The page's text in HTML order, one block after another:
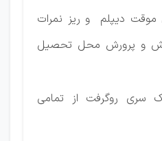
دیپلم و ریز نمرات
و پرورش محل تحصیل
سری روگرفت از تمامی